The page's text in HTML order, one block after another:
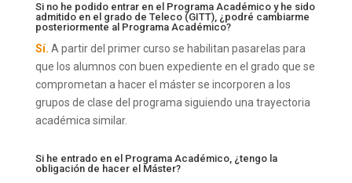
Si no he podido entrar en el Programa Académico y he sido
admitido en el grado de Teleco (GITT), ¿podré cambiarme
posteriormente al Programa Académico?
Sí. A partir del primer curso se habilitan pasarelas para
que los alumnos con buen expediente en el grado que se
comprometan a hacer el máster se incorporen a los
grupos de clase del programa siguiendo una trayectoria
académica similar.
Si he entrado en el Programa Académico, ¿tengo la
obligación de hacer el Máster?